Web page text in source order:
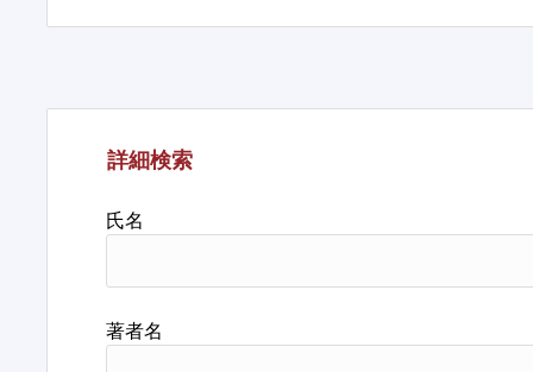
詳細検索
氏名
著者名